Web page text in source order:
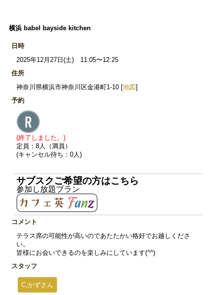
横浜 babel bayside kitchen
日時
2025年12月27日(土) 11:05〜12:25
住所
神奈川県横浜市神奈川区金港町1-10 [地図]
予約
(終了しました。)
定員：8人（満員）
(キャンセル待ち：0人)
サブスクご希望の方はこちら
参加し放題プラン
コメント
テラス席の可能性が高いのであたたかい格好でお越しくださ
い。
皆様にお会いできるのを楽しみにしています(^^)
スタッフ
C,かずさん